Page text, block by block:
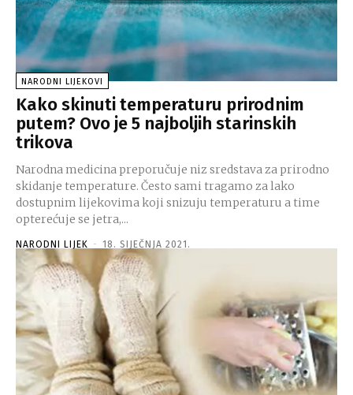
NARODNI LIJEKOVI
Kako skinuti temperaturu prirodnim
putem? Ovo je 5 najboljih starinskih
trikova
Narodna medicina preporučuje niz sredstava za prirodno
skidanje temperature. Često sami tragamo za lako
dostupnim lijekovima koji snizuju temperaturu a time
opterećuje se jetra,...
NARODNI LIJEK - 18. SIJEČNJA 2021.